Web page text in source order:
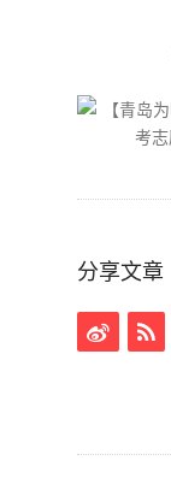
分享文章